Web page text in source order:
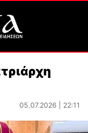
05.07.2026 | 22:11